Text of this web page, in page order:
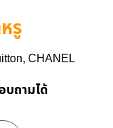
รู
CHANEL
ถามได้